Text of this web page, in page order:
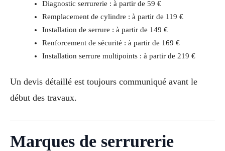
Diagnostic serrurerie : à partir de 59 €
Remplacement de cylindre : à partir de 119 €
Installation de serrure : à partir de 149 €
Renforcement de sécurité : à partir de 169 €
Installation serrure multipoints : à partir de 219 €
Un devis détaillé est toujours communiqué avant le
début des travaux.
Marques de serrurerie